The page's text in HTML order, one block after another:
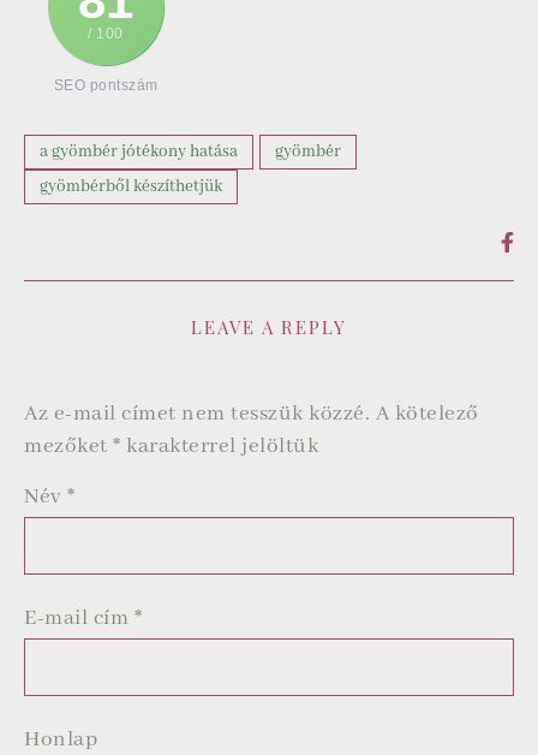
/ 100
SEO pontszám
a gyömbér jótékony hatása
gyömbér
gyömbérből készíthetjük
LEAVE A REPLY
Az e-mail címet nem tesszük közzé. A kötelező
mezőket * karakterrel jelöltük
Név *
E-mail cím *
Honlap